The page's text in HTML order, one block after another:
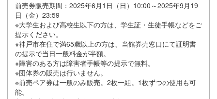
前売券販売期間：2025年6月1日（日）10:00～2025年9月19
日（金）23:59
※大学生および高校生以下の方は、学生証・生徒手帳などをご
提示ください。
※神戸市在住で満65歳以上の方は、当館券売窓口にて証明書
の提示で当日一般料金が半額。
※障害のある方は障害者手帳等の提示で無料。
※団体券の販売は行いません。
※前売ペア券は一般のみ販売。2枚一組。1枚ずつの使用も可
能。